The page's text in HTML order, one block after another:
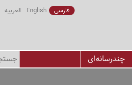
فارسی English العربیه
چندرسانه‌ای